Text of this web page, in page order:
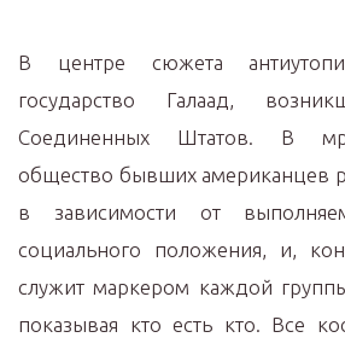
В центре сюжета
государство Галаад,
Соединенных Штатов. В
общество бывших американцев
в зависимости от
социального положения, и,
служит маркером каждой
показывая кто есть кто. Все